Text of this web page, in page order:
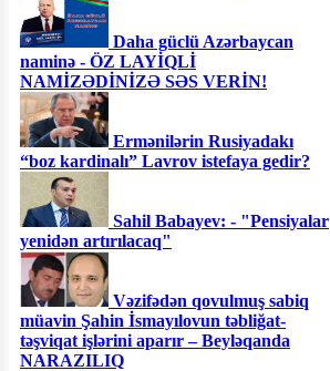
Daha güclü Azərbaycan
naminə - ÖZ LAYİQLİ
NAMİZƏDİNİZƏ SƏS VERİN!
Ermənilərin Rusiyadakı
“boz kardinalı” Lavrov istefaya gedir?
Sahil Babayev: - "Pensiyalar
yenidən artırılacaq"
Vəzifədən qovulmuş sabiq
müavin Şahin İsmayılovun təbliğat-
təşviqat işlərini aparır – Beyləqanda
NARAZILIQ